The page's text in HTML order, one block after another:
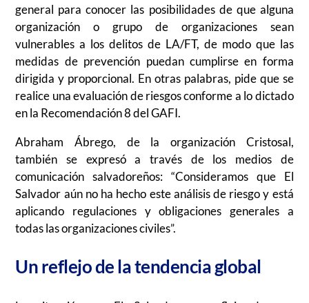
general para conocer las posibilidades de que alguna
organización o grupo de organizaciones sean
vulnerables a los delitos de LA/FT, de modo que las
medidas de prevención puedan cumplirse en forma
dirigida y proporcional. En otras palabras, pide que se
realice una evaluación de riesgos conforme a lo dictado
en la Recomendación 8 del GAFI.
Abraham Ábrego, de la organización Cristosal,
también se expresó a través de los medios de
comunicación salvadoreños: “Consideramos que El
Salvador aún no ha hecho este análisis de riesgo y está
aplicando regulaciones y obligaciones generales a
todas las organizaciones civiles”.
Un reflejo de la tendencia global